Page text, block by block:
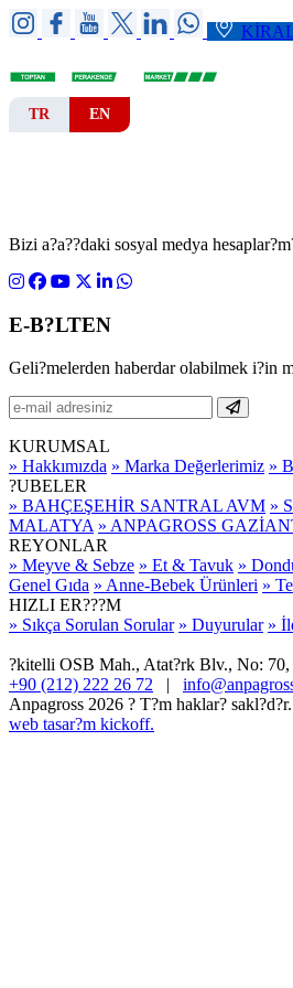
TR EN
Bizi a?a??daki sosyal medya
E-B?LTEN
Geli?melerden haberdar olabilmek i?in
KURUMSAL
» Hakkımızda » Marka Değerlerimiz »
?UBELER
» BAHÇEŞEHİR SANTRAL AVM »
MALATYA » ANPAGROSS
REYONLAR
» Meyve & Sebze » Et & Tavuk »
Genel Gıda » Anne-Bebek Ürünleri »
HIZLI ER???M
» Sıkça Sorulan Sorular » Duyurular »
?kitelli OSB Mah., Atat?rk Blv., No:
+90 (212) 222 26 72 |
Anpagross 2026 ? T?m haklar? sakl?d?r.
web tasar?m kickoff.